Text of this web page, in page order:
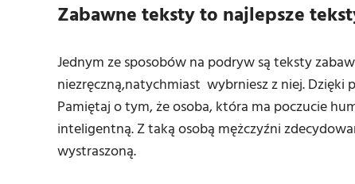
Zabawne teksty to najlepsze
Jednym ze sposobów na podryw są teksty
niezręczną,natychmiast wybrniesz z niej.
Pamiętaj o tym, że osoba, która ma poczucie
inteligentną. Z taką osobą mężczyźni
wystraszoną.